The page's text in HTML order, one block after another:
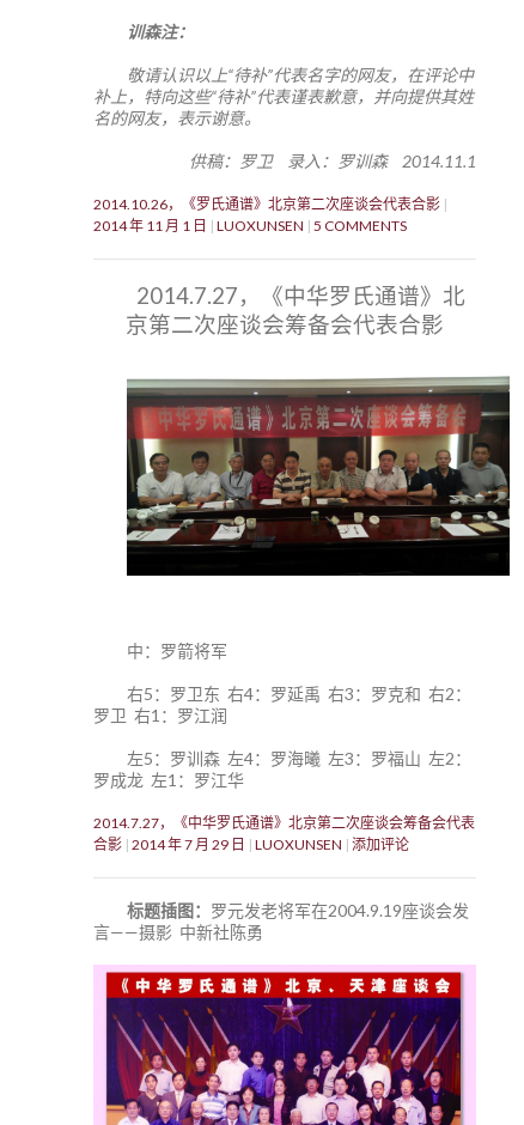
训森注：
敬请认识以上“待补”代表名字的网友，在评论中
补上，特向这些“待补”代表谨表歉意，并向提供其姓
名的网友，表示谢意。
供稿：罗卫 录入：罗训森 2014.11.1
2014.10.26，《罗氏通谱》北京第二次座谈会代表合影
2014 年 11 月 1 日
LUOXUNSEN 5 COMMENTS
2014.7.27，《中华罗氏通谱》北
京第二次座谈会筹备会代表合影
中：罗箭将军
右5：罗卫东 右4：罗延禹 右3：罗克和 右2：
罗卫 右1：罗江润
左5：罗训森 左4：罗海曦 左3：罗福山 左2：
罗成龙 左1：罗江华
2014.7.27，《中华罗氏通谱》北京第二次座谈会筹备会代表
合影 2014 年 7 月 29 日 LUOXUNSEN 添加评论
标题插图： 罗元发老将军在2004.9.19座谈会发
言——摄影 中新社陈勇